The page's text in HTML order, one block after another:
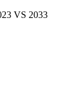
VS 2033